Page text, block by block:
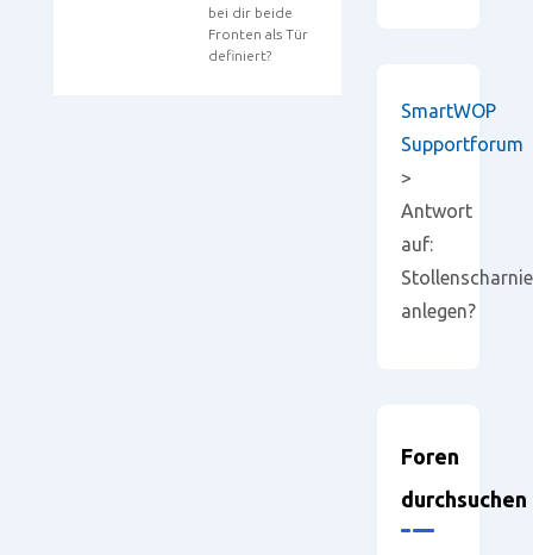
bei dir beide
Fronten als Tür
definiert?
SmartWOP
Supportforum
>
Antwort
auf:
anlegen?
Foren
durchsuchen